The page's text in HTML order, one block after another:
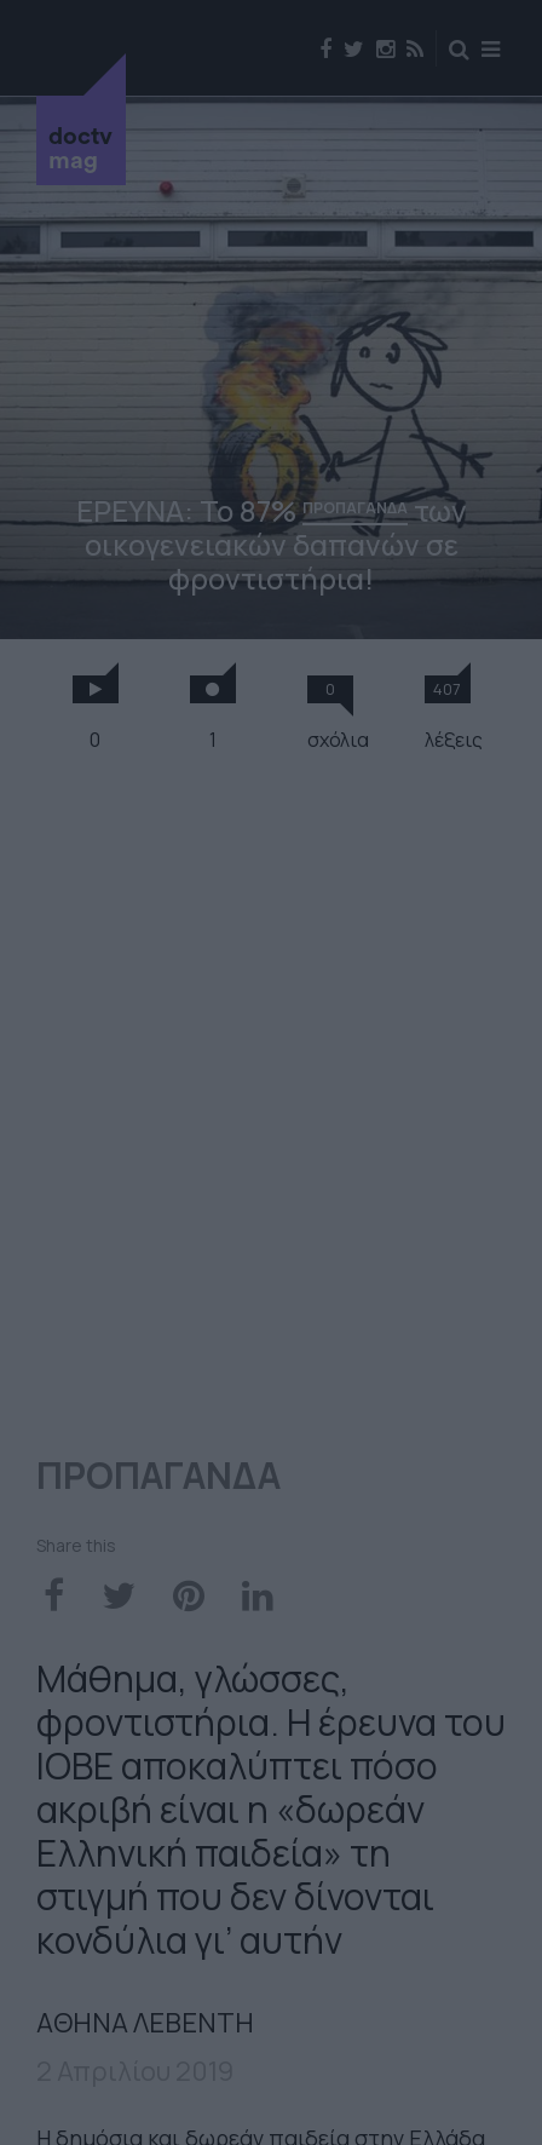
doctv
mag
ΕΡΕΥΝΑ: Το 87% ΠΡΟΠΑΓΑΝΔΑτων
οικογενειακών δαπανών σε
φροντιστήρια!
0 1
0
σχόλια
407
λέξεις
ΠΡΟΠΑΓΑΝΔΑ
Share this
Μάθημα, γλώσσες,
φροντιστήρια. Η έρευνα του
ΙΟΒΕ αποκαλύπτει πόσο
ακριβή είναι η «δωρεάν
Ελληνική παιδεία» τη
στιγμή που δεν δίνονται
κονδύλια γι’ αυτήν
ΑΘΗΝΑ ΛΕΒΕΝΤΗ
Η δημόσια και δωρεάν παιδεία στην Ελλάδα